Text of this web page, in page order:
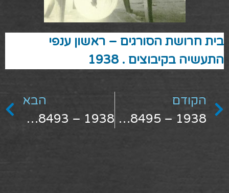
בית חרושת הסורגים – ראשון ענפי
התעשיה בקיבוצים . 1938
הקודם
1938 – 1478495
הבא
1938 – 1478493